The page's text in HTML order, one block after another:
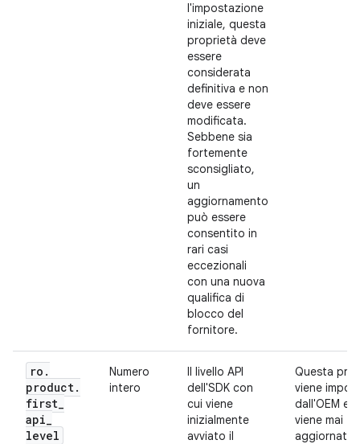
l'impostazione
iniziale, questa
proprietà deve
essere
considerata
definitiva e non
deve essere
modificata.
Sebbene sia
fortemente
sconsigliato,
un
aggiornamento
può essere
consentito in
rari casi
eccezionali
con una nuova
qualifica di
blocco del
fornitore.
ro .
product.
first_
api_
level
Numero
intero
Il livello API
dell'SDK con
cui viene
inizialmente
avviato il
Questa
viene
dall'OEM e
viene mai
aggiornata,